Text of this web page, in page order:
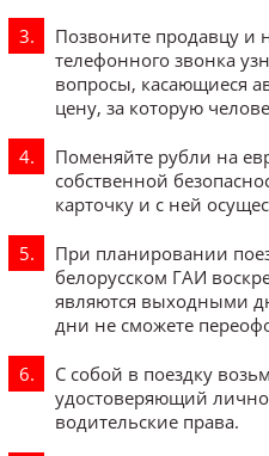
Позвоните продавцу и
телефонного звонка
вопросы, касающиеся
цену, за которую
Поменяйте рубли на
собственной
карточку и с ней
При планировании
белорусском ГАИ
являются выходными
дни не сможете
С собой в поездку
удостоверяющий
водительские права.